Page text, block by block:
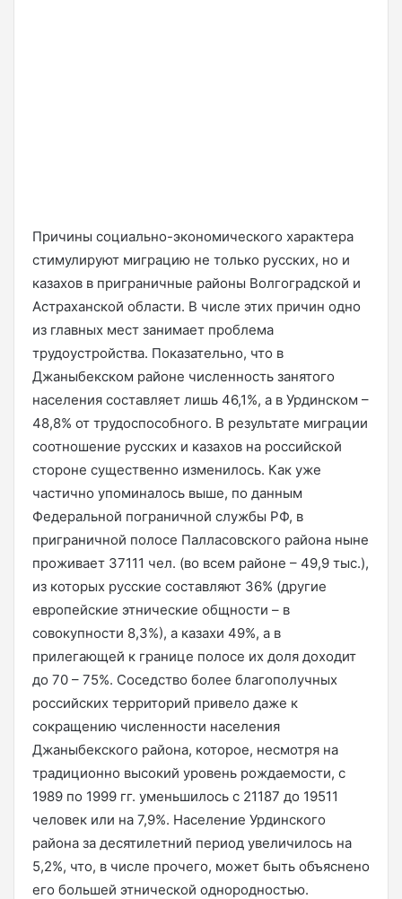
Причины социально-экономического характера
стимулируют миграцию не только русских, но и
казахов в приграничные районы Волгоградской и
Астраханской области. В числе этих причин одно
из главных мест занимает проблема
трудоустройства. Показательно, что в
Джаныбекском районе численность занятого
населения составляет лишь 46,1%, а в Урдинском –
48,8% от трудоспособного. В результате миграции
соотношение русских и казахов на российской
стороне существенно изменилось. Как уже
частично упоминалось выше, по данным
Федеральной пограничной службы РФ, в
приграничной полосе Палласовского района ныне
проживает 37111 чел. (во всем районе – 49,9 тыс.),
из которых русские составляют 36% (другие
европейские этнические общности – в
совокупности 8,3%), а казахи 49%, а в
прилегающей к границе полосе их доля доходит
до 70 – 75%. Соседство более благополучных
российских территорий привело даже к
сокращению численности населения
Джаныбекского района, которое, несмотря на
традиционно высокий уровень рождаемости, с
1989 по 1999 гг. уменьшилось с 21187 до 19511
человек или на 7,9%. Население Урдинского
района за десятилетний период увеличилось на
5,2%, что, в числе прочего, может быть объяснено
его большей этнической однородностью.